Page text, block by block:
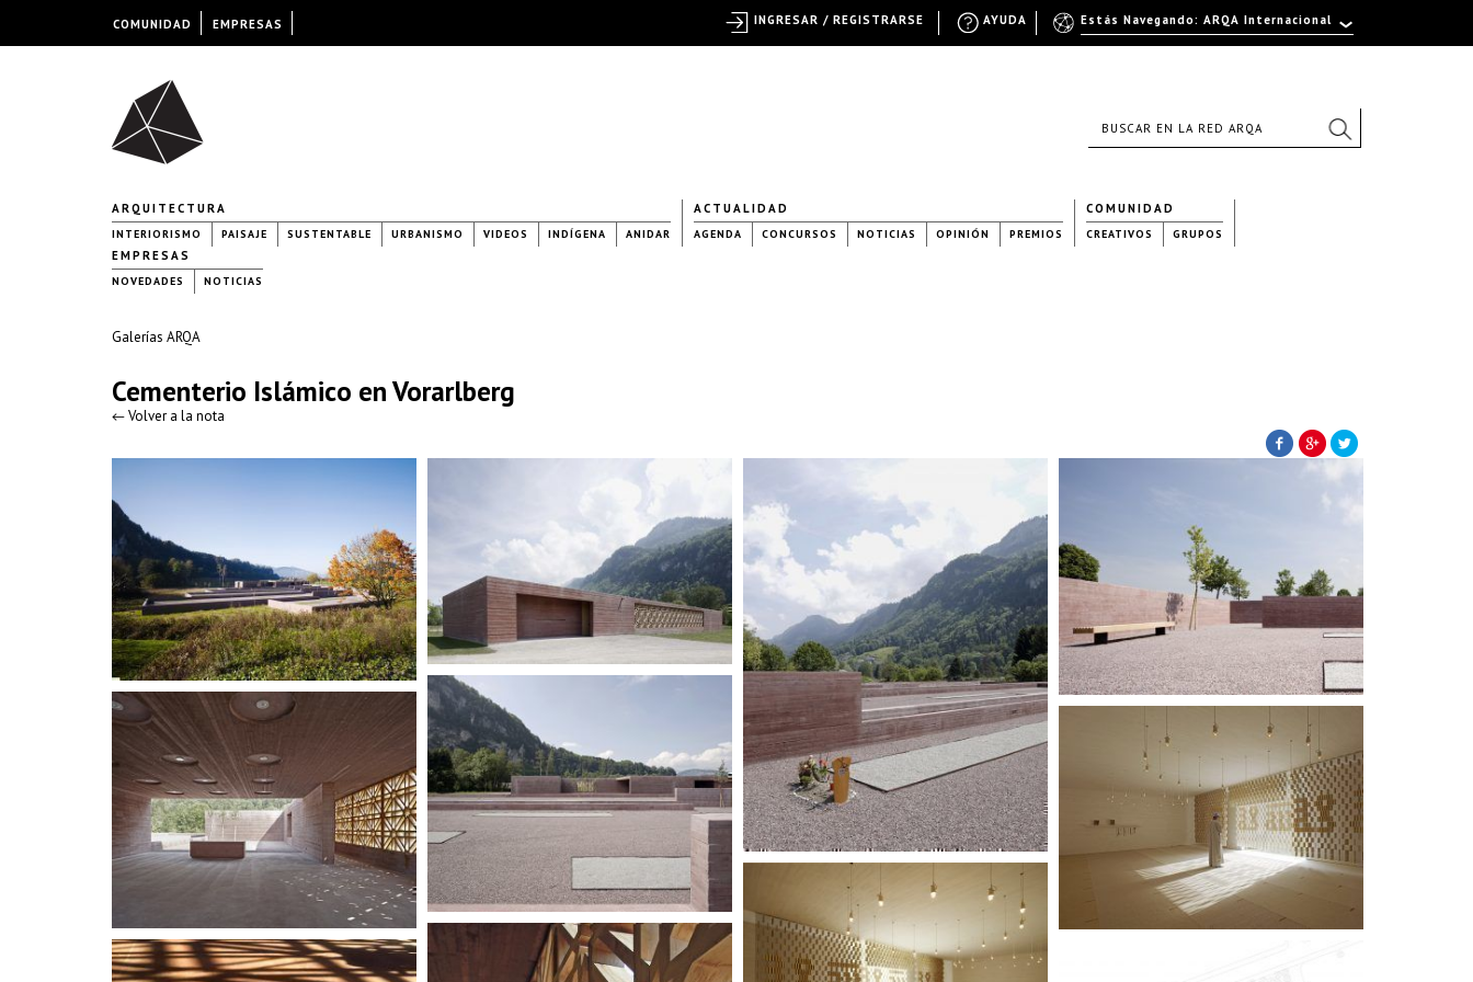
ARQUITECTURA
INTERIORISMO PAISAJE SUSTENTABLE URBANISMO VIDEOS INDÍGENA ANIDAR
ACTUALIDAD
AGENDA CONCURSOS NOTICIAS OPINIÓN PREMIOS
COMUNIDAD
CREATIVOS GRUPOS
EMPRESAS
NOVEDADES NOTICIAS
Galerías ARQA
Cementerio Islámico en Vorarlberg
← Volver a la nota
COMUNIDAD EMPRESAS Estás Navegando: ARQA Internacional
AYUDA
INGRESAR / REGISTRARSE